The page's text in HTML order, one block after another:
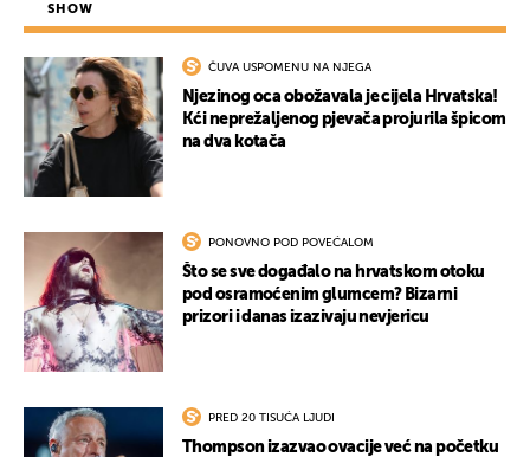
SHOW
ČUVA USPOMENU NA NJEGA
Njezinog oca obožavala je cijela Hrvatska!
Kći neprežaljenog pjevača projurila špicom
na dva kotača
PONOVNO POD POVEĆALOM
Što se sve događalo na hrvatskom otoku
pod osramoćenim glumcem? Bizarni
prizori i danas izazivaju nevjericu
PRED 20 TISUĆA LJUDI
Thompson izazvao ovacije već na početku